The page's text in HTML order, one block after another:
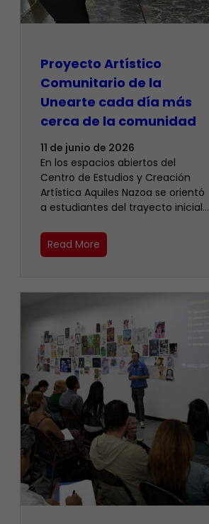
Proyecto Artístico
Comunitario de la
Unearte cada día más
cerca de la comunidad
11 de junio de 2026
En los espacios abiertos del
Centro de Estudios y Creación
Artística Aquiles Nazoa se orientó
a estudiantes del trayecto inicial…
Read More